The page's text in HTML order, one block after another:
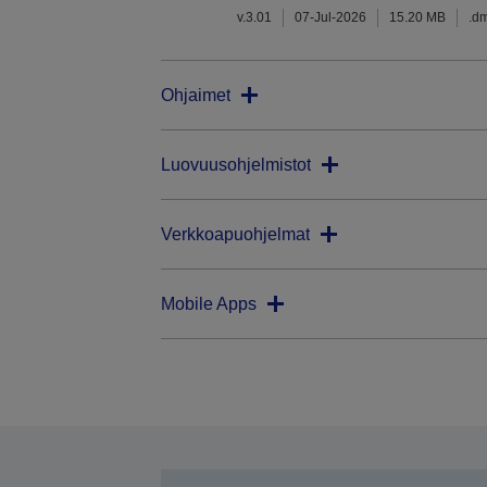
v.3.01 07-Jul-2026 15.20 MB
Ohjaimet
Luovuusohjelmistot
Verkkoapuohjelmat
Mobile Apps